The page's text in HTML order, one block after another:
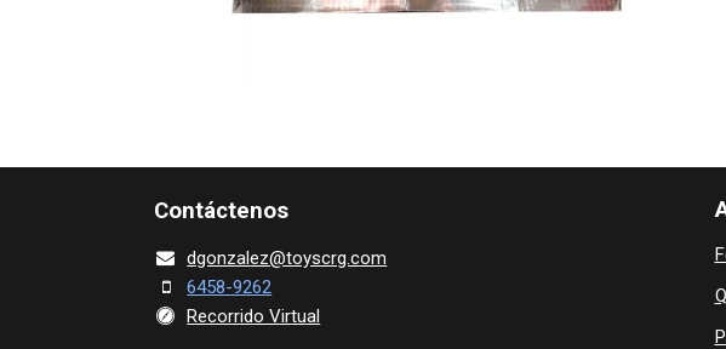
Contácte​nos
dgonza​lez@toy​scrg.c​o​m
6458-9262
Recorrido Virtual